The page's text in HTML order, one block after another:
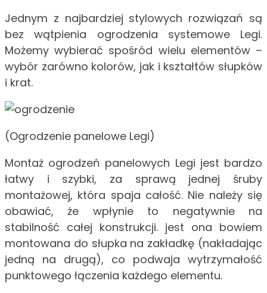
Jednym z najbardziej stylowych rozwiązań są
bez wątpienia ogrodzenia systemowe Legi.
Możemy wybierać spośród wielu elementów –
wybór zarówno kolorów, jak i kształtów słupków
i krat.
(Ogrodzenie panelowe Legi)
Montaż ogrodzeń panelowych Legi jest bardzo
łatwy i szybki, za sprawą jednej śruby
montażowej, która spaja całość. Nie należy się
obawiać, że wpłynie to negatywnie na
stabilność całej konstrukcji. jest ona bowiem
montowana do słupka na zakładkę (nakładając
jedną na drugą), co podwaja wytrzymałość
punktowego łączenia każdego elementu.